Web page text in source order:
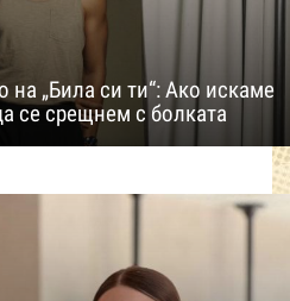
на „Била си ти“: Ако искаме
се срещнем с болката